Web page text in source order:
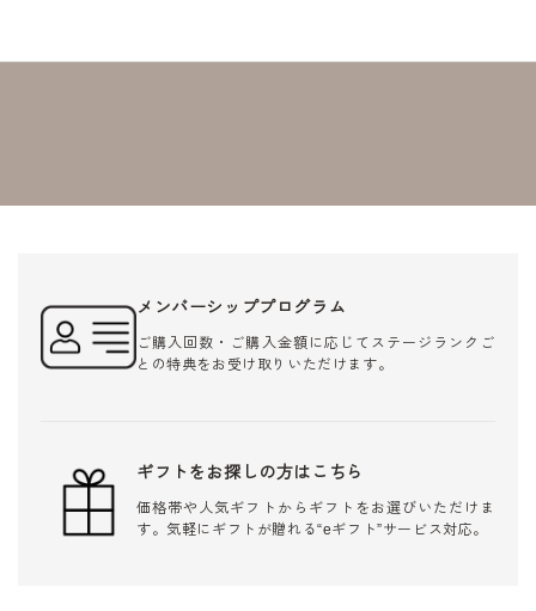
メンバーシッププログラム
ご購入回数・ご購入金額に応じてステージランクご
との特典をお受け取りいただけます。
ギフトをお探しの方はこちら
価格帯や人気ギフトからギフトをお選びいただけま
す。気軽にギフトが贈れる“eギフト”サービス対応。